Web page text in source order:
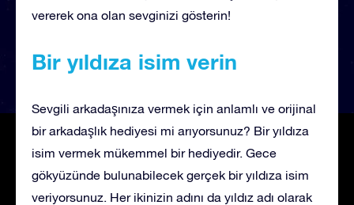
vererek ona olan sevginizi gösterin!
Bir yıldıza isim verin
Sevgili arkadaşınıza vermek için anlamlı ve orijinal
bir arkadaşlık hediyesi mi arıyorsunuz? Bir yıldıza
isim vermek mükemmel bir hediyedir. Gece
gökyüzünde bulunabilecek gerçek bir yıldıza isim
veriyorsunuz. Her ikinizin adını da yıldız adı olarak